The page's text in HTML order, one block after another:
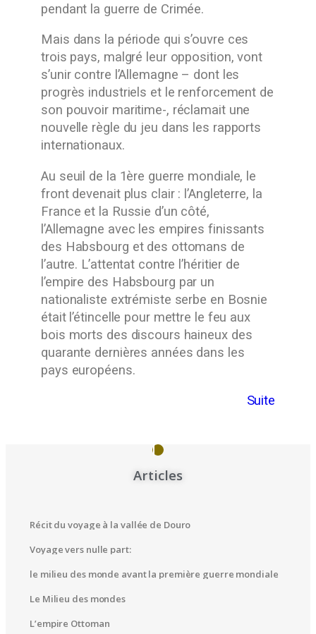
pendant la guerre de Crimée.
Mais dans la période qui s’ouvre ces
trois pays, malgré leur opposition, vont
s’unir contre l’Allemagne – dont les
progrès industriels et le renforcement de
son pouvoir maritime-, réclamait une
nouvelle règle du jeu dans les rapports
internationaux.
Au seuil de la 1ère guerre mondiale, le
front devenait plus clair : l’Angleterre, la
France et la Russie d’un côté,
l’Allemagne avec les empires finissants
des Habsbourg et des ottomans de
l’autre. L’attentat contre l’héritier de
l’empire des Habsbourg par un
nationaliste extrémiste serbe en Bosnie
était l’étincelle pour mettre le feu aux
bois morts des discours haineux des
quarante dernières années dans les
pays européens.
Suite
Articles
Récit du voyage à la vallée de Douro
Voyage vers nulle part:
le milieu des monde avant la première guerre mondiale
Le Milieu des mondes
L’empire Ottoman